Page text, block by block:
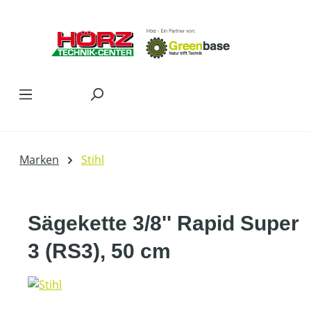
Marken Stihl
Sägekette 3/8'' Rapid Super
3 (RS3), 50 cm